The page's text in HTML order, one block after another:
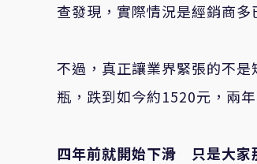
查發現，實際情況是經銷商
不過，真正讓業界緊張的不
瓶，跌到如今約1520元，兩
四年前就開始下滑 只是大家